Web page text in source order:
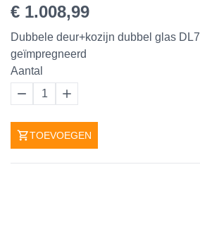
€ 1.008,99
Dubbele deur+kozijn dubbel glas
geïmpregneerd
Aantal
1
TOEVOEGEN